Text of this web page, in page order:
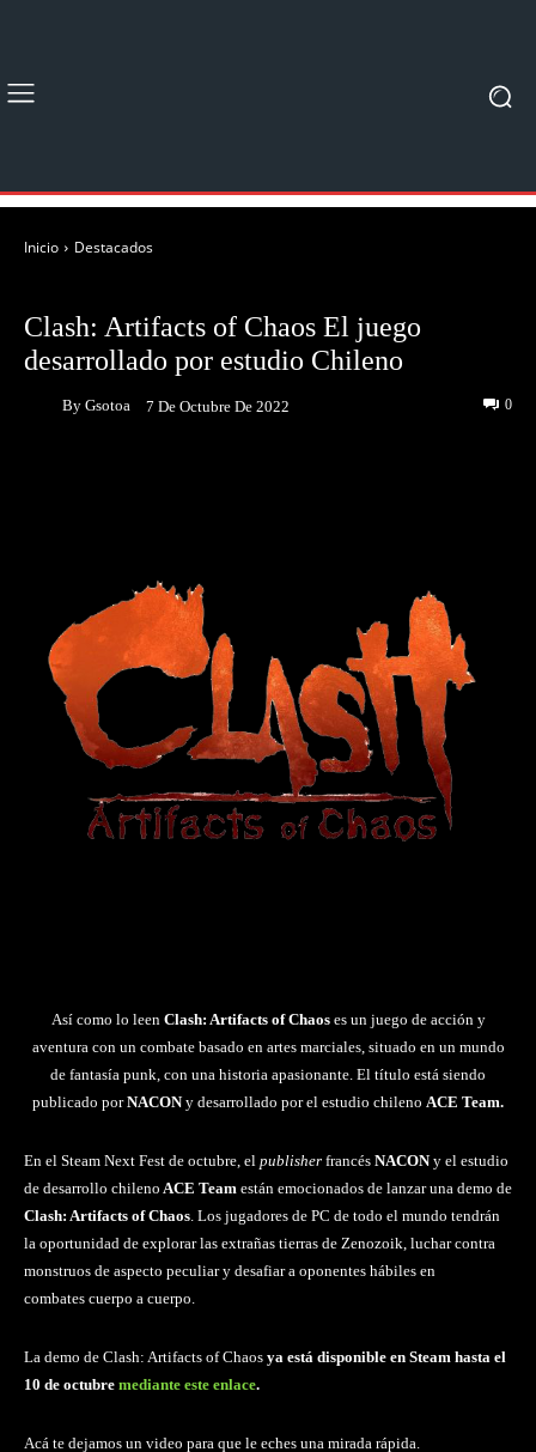
Inicio Destacados
Clash: Artifacts of Chaos El juego
desarrollado por estudio Chileno
By Gsotoa 7 De Octubre De 2022 0
Así como lo leen Clash: Artifacts of Chaos es un juego de acción y
aventura con un combate basado en artes marciales, situado en un mundo
de fantasía punk, con una historia apasionante. El título está siendo
publicado porNACONy desarrollado por el estudio chileno ACE Team.
En el Steam Next Fest de octubre, el publisher francés NACONy el estudio
de desarrollo chileno ACE Team están emocionados de lanzar una demo de
Clash: Artifacts of Chaos. Los jugadores de PC de todo el mundo tendrán
la oportunidad de explorar las extrañas tierras de Zenozoik, luchar contra
monstruos de aspecto peculiar y desafiar a oponentes hábiles en
combates cuerpo a cuerpo.
La demo de Clash: Artifacts of Chaos ya está disponible en Steam hasta el
10 de octubre mediante este enlace.
Acá te dejamos un video para que le eches una mirada rápida.